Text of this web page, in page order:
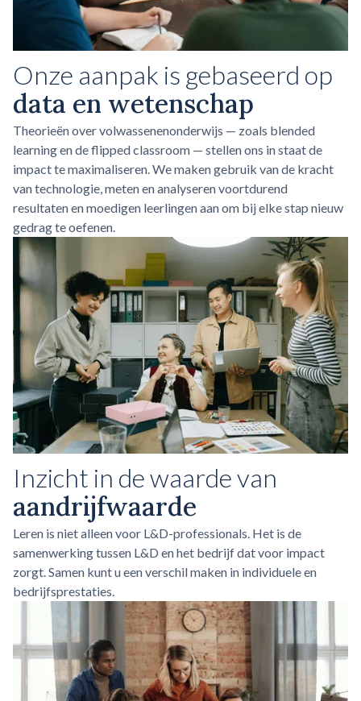
Onze aanpak is gebaseerd op
data en wetenschap
Theorieën over volwassenenonderwijs — zoals blended
learning en de flipped classroom — stellen ons in staat de
impact te maximaliseren. We maken gebruik van de kracht
van technologie, meten en analyseren voortdurend
resultaten en moedigen leerlingen aan om bij elke stap nieuw
gedrag te oefenen.
Inzicht in de waarde van
aandrijfwaarde
Leren is niet alleen voor L&D-professionals. Het is de
samenwerking tussen L&D en het bedrijf dat voor impact
zorgt. Samen kunt u een verschil maken in individuele en
bedrijfsprestaties.